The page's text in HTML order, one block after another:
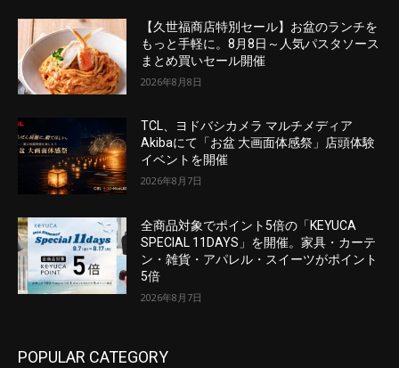
【久世福商店特別セール】お盆のランチを
もっと手軽に。8月8日～人気パスタソース
まとめ買いセール開催
2026年8月8日
TCL、ヨドバシカメラ マルチメディア
Akibaにて「お盆 大画面体感祭」店頭体験
イベントを開催
2026年8月7日
全商品対象でポイント5倍の「KEYUCA
SPECIAL 11DAYS」を開催。家具・カーテ
ン・雑貨・アパレル・スイーツがポイント
5倍
2026年8月7日
POPULAR CATEGORY